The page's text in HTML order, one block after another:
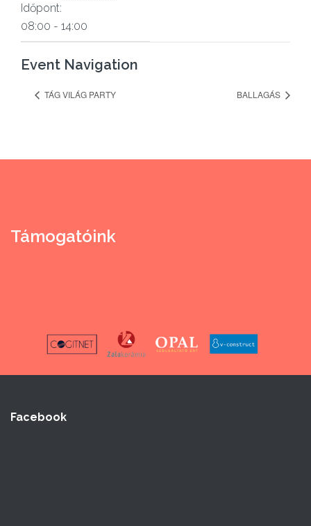
Időpont:
08:00 - 14:00
Event Navigation
TÁG VILÁG PARTY BALLAGÁS
Támogatóink
Facebook